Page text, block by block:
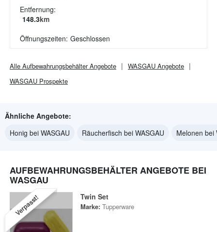
Entfernung:
148.3km
Öffnungszeiten: Geschlossen
Alle AufbewahrungsbehälterAngebote WASGAU Angebote
WASGAU Prospekte
Ähnliche Angebote:
Honig bei WASGAU
Räucherfisch bei WASGAU Melonen bei
AUFBEWAHRUNGSBEHÄLTER ANGEBOTE BEI
WASGAU
Verpasst! Twin Set
Marke: Tupperware